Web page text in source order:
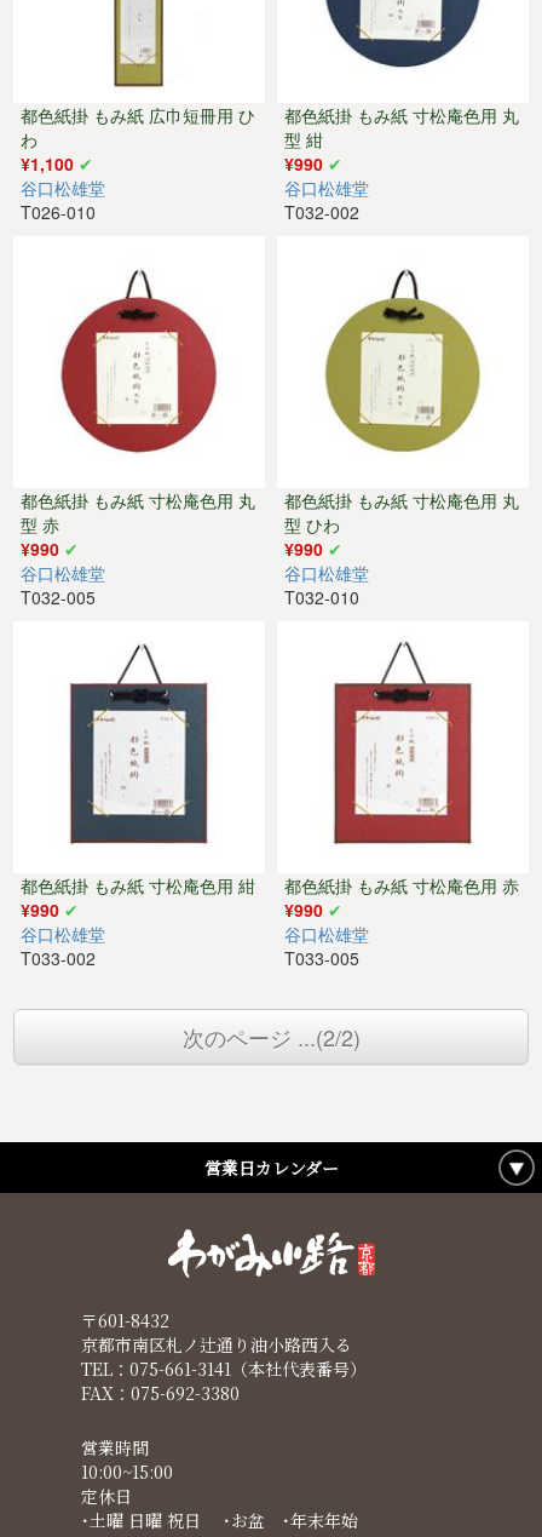
都色紙掛 もみ紙 広巾短冊用 ひ
わ
¥1,100
谷口松雄堂
T026-010
都色紙掛 もみ紙 寸松庵色用 丸
型 紺
¥990
谷口松雄堂
T032-002
都色紙掛 もみ紙 寸松庵色用 丸
型 赤
¥990
谷口松雄堂
T032-005
都色紙掛 もみ紙 寸松庵色用 丸
型 ひわ
¥990
谷口松雄堂
T032-010
都色紙掛 もみ紙 寸松庵色用 紺
¥990
谷口松雄堂
T033-002
都色紙掛 もみ紙 寸松庵色用 赤
¥990
谷口松雄堂
T033-005
次のページ ...(2/2)
営業日カレンダー
〒601-8432
京都市南区札ノ辻通り油小路西入る
TEL：075-661-3141（本社代表番号）
FAX：075-692-3380
営業時間
10:00~15:00
定休日
･土曜 日曜 祝日 ･お盆 ･年末年始